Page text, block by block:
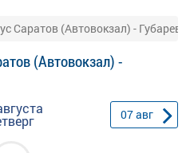
Саратов (Автовокзал) -
(Автовокзал) -
07авг